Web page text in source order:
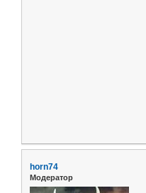
horn74
Модератор